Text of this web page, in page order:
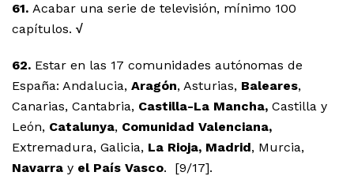
61. Acabar una serie de televisión, mínimo 100
capítulos. √
62. Estar en las 17 comunidades autónomas de
España: Andalucia, Aragón, Asturias, Baleares,
Canarias, Cantabria, Castilla-La Mancha, Castilla y
León, Catalunya, Comunidad Valenciana,
Extremadura, Galicia, La Rioja, Madrid, Murcia,
Navarra y el País Vasco. [9/17].